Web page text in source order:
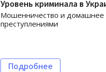
Уровень криминала в
Мошенничество и домашнее
преступлениями
Подробнее